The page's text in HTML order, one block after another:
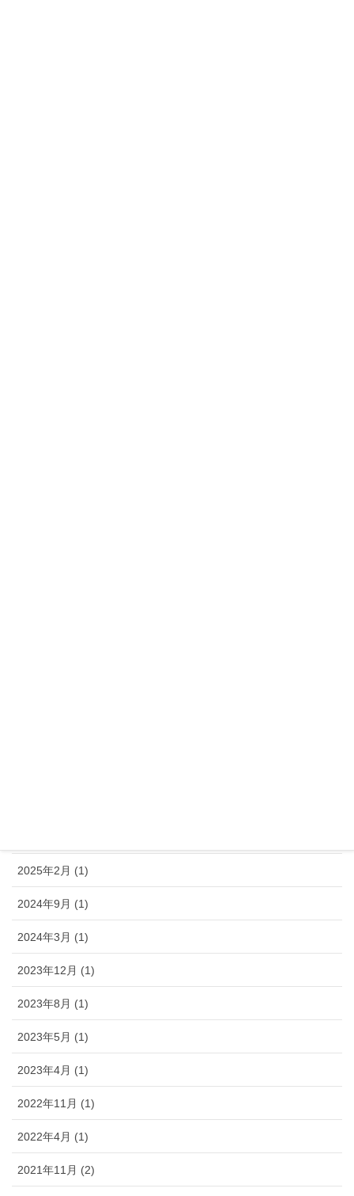
2025年2月 (1)
2024年9月 (1)
2024年3月 (1)
2023年12月 (1)
2023年8月 (1)
2023年5月 (1)
2023年4月 (1)
2022年11月 (1)
2022年4月 (1)
2021年11月 (2)